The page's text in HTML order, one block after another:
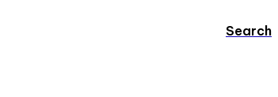
Search